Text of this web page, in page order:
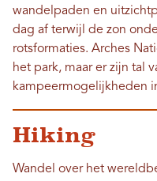
wandelpaden en
dag af terwijl de zon
rotsformaties. Arches
het park, maar er zijn tal
kampeermogelijkheden
Hiking
Wandel over het